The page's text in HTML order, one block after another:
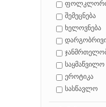
შემეცნება
ხელოვნება
საყმაწვილო
ეროტიკა
სასწავლო